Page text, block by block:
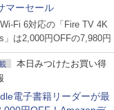
マーセール
Fi 6対応の「Fire TV 4K
」は2,000円OFFの7,980円
本日みつけたお買い得
電子書籍リーダーが最